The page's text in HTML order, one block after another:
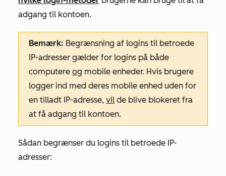
adgang til kontoen.
Bemærk: Begrænsning af logins til betroede
IP-adresser gælder for logins på både
computere og mobile enheder. Hvis brugere
logger ind med deres mobile enhed uden for
en tilladt IP-adresse, vil de blive blokeret fra
at få adgang til kontoen.
Sådan begrænser du logins til betroede IP-
adresser: